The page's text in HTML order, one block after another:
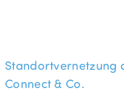
Standortvernetzung
Connect & Co.